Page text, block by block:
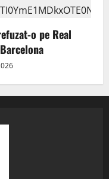
o pe Real